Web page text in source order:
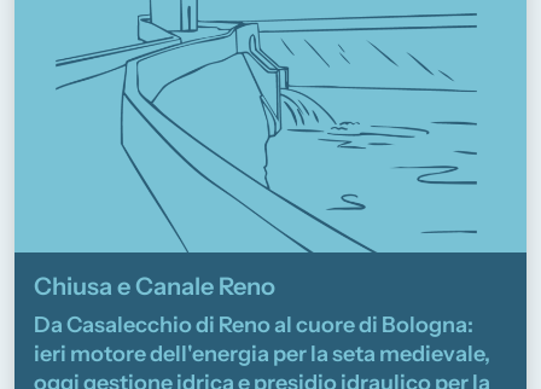
Chiusa e Canale Reno
Da Casalecchio di Reno al cuore di Bologna:
ieri motore dell'energia per la seta medievale,
oggi gestione idrica e presidio idraulico per la